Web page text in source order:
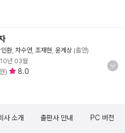
인환 차수연 조재현 윤계상 (출연)
년 03월
)
8.0
사 소개 출판사 안내 PC 버전